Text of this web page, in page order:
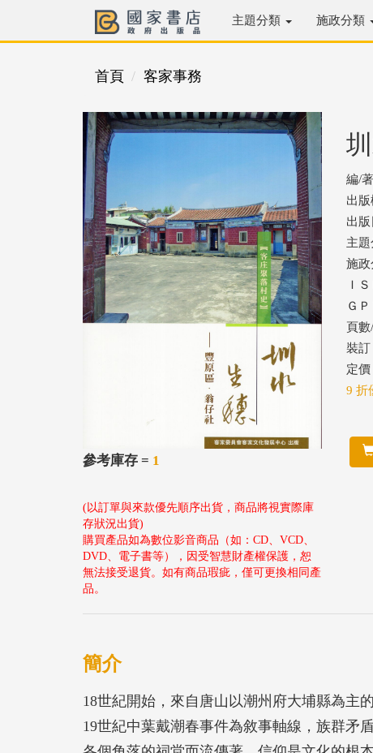
主題分類 施政分類
首頁 客家事務
參考庫存 = 1
(以訂單與來款優先順序出貨，商品將視實際庫
存狀況出貨)
購買產品如為數位影音商品（如：CD、VCD、
DVD、電子書等），因受智慧財產權保護，恕
無法接受退貨。如有商品瑕疵，僅可更換相同產
品。
編/
出版
出版
主
施政
Ｉ
Ｇ
頁
裝訂
定價
9 折
簡介
18世紀開始，來自唐山以潮州府大埔縣為主
19世紀中葉戴潮春事件為敘事軸線，族群矛